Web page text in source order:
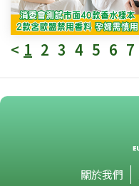
< 1 2 3 4 5 6 7
關於我們